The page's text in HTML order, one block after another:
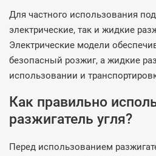
Для частного использования
электрические, так и жидкие
Электрические модели
безопасный розжиг, а жидкие
использовании и
Как правильно
разжигатель угля?
Перед использованием